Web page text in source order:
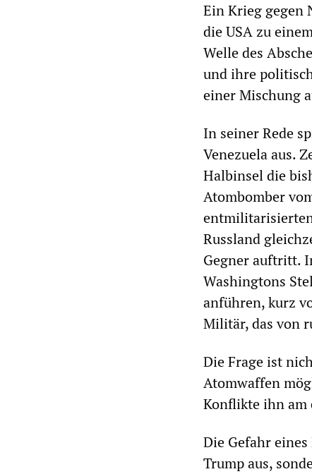
Ein Krieg gegen
die USA zu
Welle des
und ihre
einer Mischung
In seiner Rede
Venezuela aus.
Halbinsel die
Atombomber
Russland
Gegner auftritt.
Washingtons
anführen, kurz
Militär, das von
Die Frage ist
Atomwaffen
Konflikte ihn am
Die Gefahr
Trump aus,